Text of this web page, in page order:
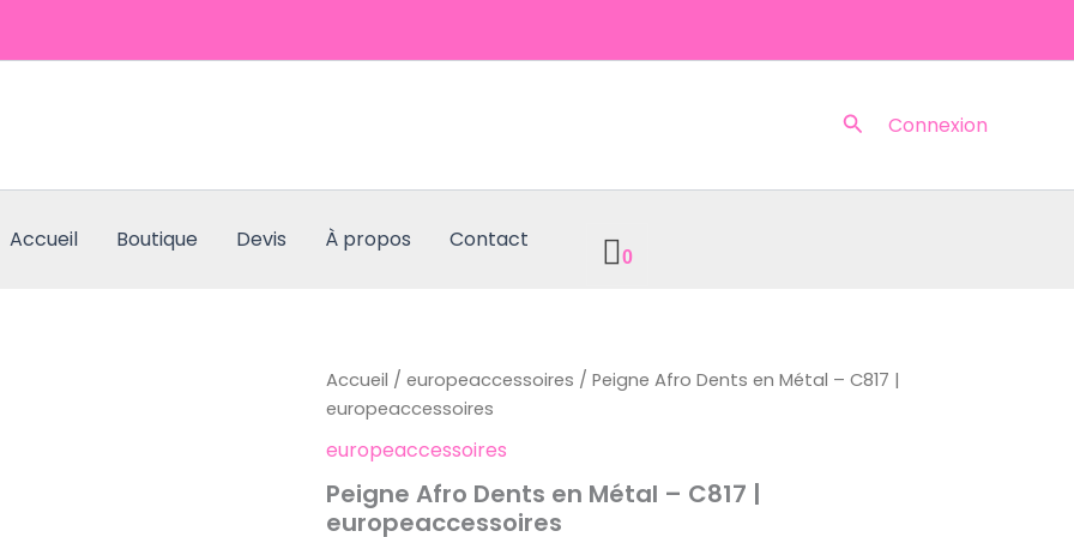
Rechercher
Connexion
Accueil Boutique Devis À propos Contact
0
Accueil / europeaccessoires / Peigne Afro Dents en Métal – C817 |
europeaccessoires
europeaccessoires
Peigne Afro Dents en Métal – C817 |
europeaccessoires
quantité
Peigne
Afro
en
Métal